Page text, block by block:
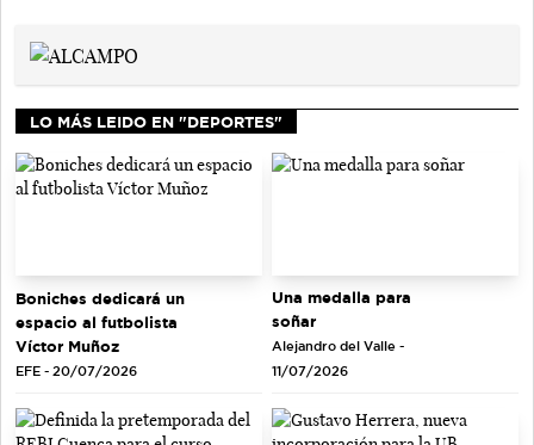
LO MÁS LEIDO EN "DEPORTES"
Boniches dedicará un
espacio al futbolista
Víctor Muñoz
EFE - 20/07/2026
Una medalla para
soñar
Alejandro del Valle -
11/07/2026